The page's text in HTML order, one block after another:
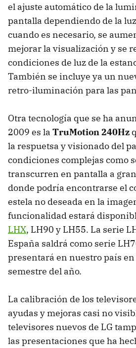
el ajuste automático de la
pantalla dependiendo de la
cuando es necesario, se
mejorar la visualización y se
condiciones de luz de la
También se incluye ya un
retro-iluminación para las
Otra tecnología que se ha
2009 es la TruMotion 240Hz
la respuetsa y visionado del
condiciones complejas como
transcurren en pantalla a
donde podría encontrarse el
estela no deseada en la
funcionalidad estará
LHX, LH90 y LH55. La serie
España saldrá como serie
presentará en nuestro país
semestre del año.
La calibración de los
ayudas y mejoras casi no
televisores nuevos de LG
las presentaciones que ha